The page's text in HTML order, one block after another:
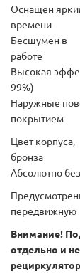
Оснащен
Беcшумен в
Высокая
99%)
Наружные
покрытием
Цвет корпуса,
Абсолютно
передвижную
Внимание!
отдельно и